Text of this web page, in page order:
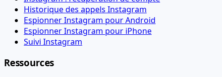
Historique des appels Instagram
Espionner Instagram pour Android
Espionner Instagram pour iPhone
Suivi Instagram
Ressources